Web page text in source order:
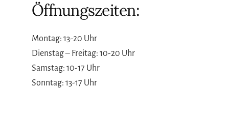
Öffnungszeiten:
Montag: 13-20 Uhr
Dienstag – Freitag: 10-20 Uhr
Samstag: 10-17 Uhr
Sonntag: 13-17 Uhr